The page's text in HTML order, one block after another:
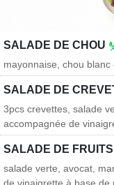
SALADE DE CHOU
mayonnaise, chou
SALADE DE
3pcs crevettes, salade
accompagnée de
SALADE DE FRUITS
salade verte, avocat,